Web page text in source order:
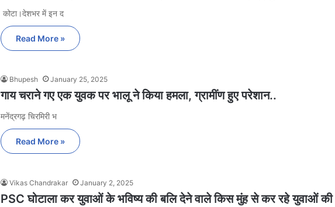
कोटा।देशभर में इन द
Read More »
Bhupesh January 25, 2025
गाय चराने गए एक युवक पर भालू ने किया हमला, ग्रामींण हुए परेशान..
मनेंद्रगढ़ चिरमिरी भ
Read More »
Vikas Chandrakar January 2, 2025
PSC घोटाला कर युवाओं के भविष्य की बलि देने वाले किस मुंह से कर रहे युवाओं की